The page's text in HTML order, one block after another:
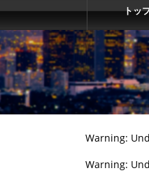
トッ
Warning:
Warning: